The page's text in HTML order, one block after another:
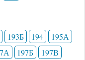
193Б 194
195А
197Б
197В